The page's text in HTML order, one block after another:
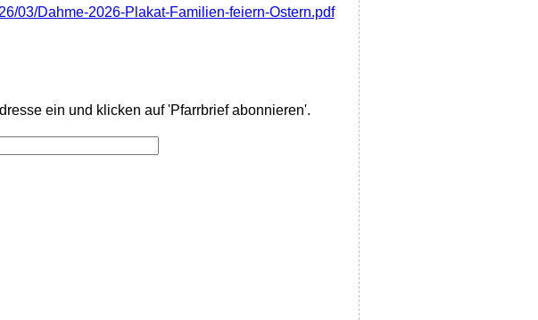
03/Dahme-2026-Plakat-Familien-feiern-Ostern.pdf
ein und klicken auf 'Pfarrbrief abonnieren'.